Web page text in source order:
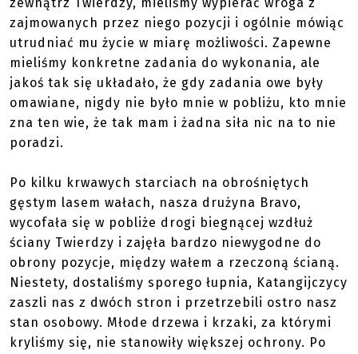
zajmowanych przez niego pozycji i ogólnie mówiąc
utrudniać mu życie w miarę możliwości. Zapewne
mieliśmy konkretne zadania do wykonania, ale
jakoś tak się układało, że gdy zadania owe były
omawiane, nigdy nie było mnie w pobliżu, kto mnie
zna ten wie, że tak mam i żadna siła nic na to nie
poradzi.
Po kilku krwawych starciach na obrośniętych
gęstym lasem wałach, nasza drużyna Bravo,
wycofała się w pobliże drogi biegnącej wzdłuż
ściany Twierdzy i zajęła bardzo niewygodne do
obrony pozycje, między wałem a rzeczoną ścianą.
Niestety, dostaliśmy sporego łupnia, Katangijczycy
zaszli nas z dwóch stron i przetrzebili ostro nasz
stan osobowy. Młode drzewa i krzaki, za którymi
kryliśmy się, nie stanowiły większej ochrony. Po